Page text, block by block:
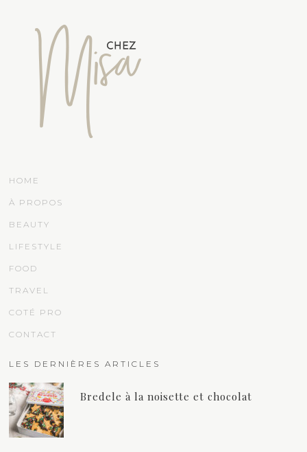
HOME
À PROPOS
BEAUTY
LIFESTYLE
FOOD
TRAVEL
COTÉ PRO
CONTACT
LES DERNIÈRES ARTICLES
Bredele à la noisette et chocolat